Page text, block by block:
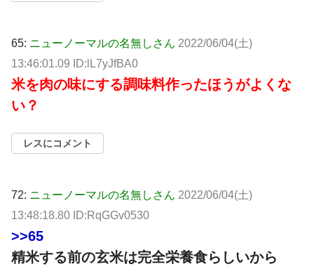
65: ニューノーマルの名無しさん 2022/06/04(土)
13:46:01.09 ID:lL7yJfBA0
米を肉の味にする調味料作ったほうがよくな
い？
レスにコメント
72: ニューノーマルの名無しさん 2022/06/04(土)
13:48:18.80 ID:RqGGv0530
>>65
精米する前の玄米は完全栄養食らしいから